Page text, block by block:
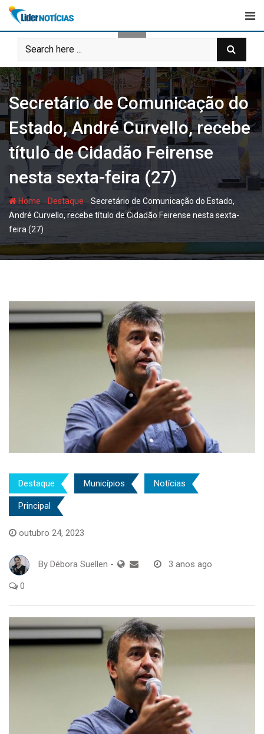
Skip
content
Secretário de Comunicação do
Estado, André Curvello, recebe
título de Cidadão Feirense
nesta sexta-feira (27)
Home - Destaque - Secretário de Comunicação do Estado,
André Curvello, recebe título de Cidadão Feirense nesta sexta-
feira (27)
Destaque Municípios Notícias
Principal
outubro 24, 2023
By Débora Suellen - 3 anos ago
0